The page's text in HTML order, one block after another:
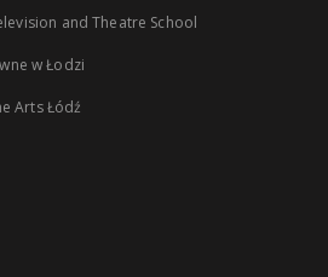
and Theatre School
w Łodzi
Arts Łódź